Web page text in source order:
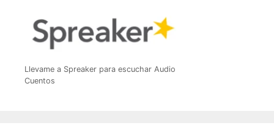
Llevame a Spreaker para escuchar Audio
Cuentos